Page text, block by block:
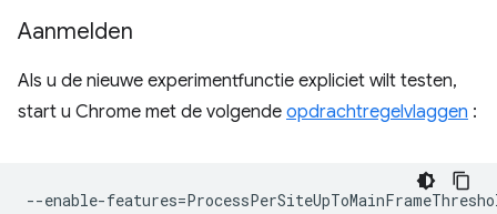
Aanmelden
Als u de nieuwe experimentfunctie expliciet wilt testen,
start u Chrome met de volgende opdrachtregelvlaggen :
--enable-features=